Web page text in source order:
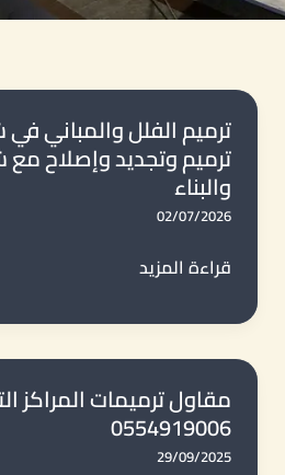
ترميم الفلل والمباني
ترميم وتجديد وإصلاح
والبناء
02/07/2026
ترميم
والمباني
في
شمال
جدة
|
قراءة المزيد
مقاول ترميمات المراكز
0554919006
29/09/2025